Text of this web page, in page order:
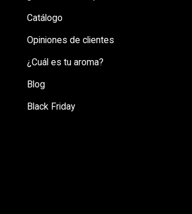
Catálogo
Opiniones de clientes
¿Cuál es tu aroma?
Blog
Black Friday